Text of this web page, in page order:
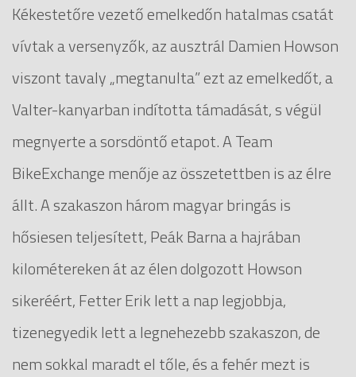
Kékestetőre vezető emelkedőn hatalmas csatát
vívtak a versenyzők, az ausztrál Damien Howson
viszont tavaly „megtanulta” ezt az emelkedőt, a
Valter-kanyarban indította támadását, s végül
megnyerte a sorsdöntő etapot. A Team
BikeExchange menője az összetettben is az élre
állt. A szakaszon három magyar bringás is
hősiesen teljesített, Peák Barna a hajrában
kilométereken át az élen dolgozott Howson
sikeréért, Fetter Erik lett a nap legjobbja,
tizenegyedik lett a legnehezebb szakaszon, de
nem sokkal maradt el tőle, és a fehér mezt is